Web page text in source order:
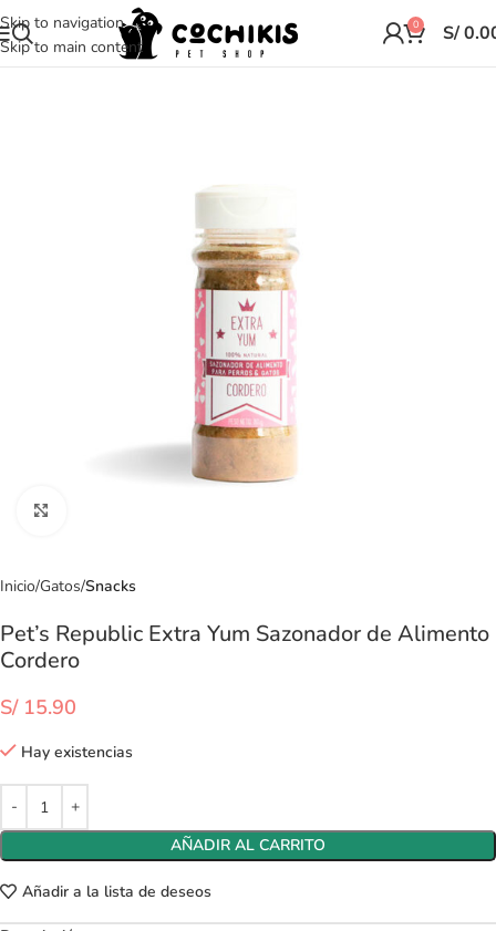
Skip to navigation
Skip to main content
0 S/
Inicio Gatos Snacks
Pet’s Republic Extra Yum Sazonador de Alimento
Cordero
S/15.90
Hay existencias
AÑADIR AL CARRITO
Añadir a la lista de deseos